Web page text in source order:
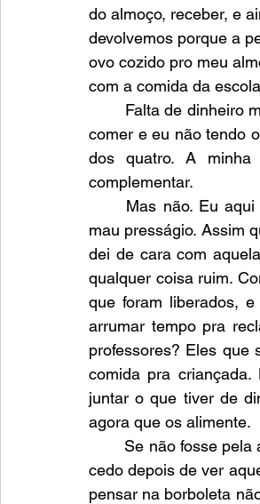
do almoço, receber, e
devolvemos porque a
ovo cozido pro meu
com a comida da
comer e eu não tendo
dos quatro. A
complementar.
mau presságio. Assim
dei de cara com
qualquer coisa ruim.
que foram liberados,
arrumar tempo pra
professores? Eles que
comida pra
juntar o que tiver de
agora que os alimente.
cedo depois de ver
pensar na borboleta